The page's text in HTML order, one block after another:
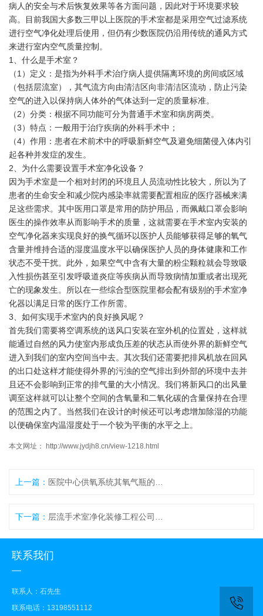
病人的安全与术后恢复效果等各方面问题，因此对于环境要求较
高。目前我国大多数三甲以上医院的手术室都是采用空气过滤系统
进行空气净化处理后使用，但仍有少数医院仍沿用传统的通风方式
来进行室内空气质量控制。
1、什么是手术室？
（1）定义：是指为外科手术治疗病人提供隔离环境的房间或区域
（包括层流室），其气流方向由清洁区向非清洁区流动，防止污染
空气的进入以保持病人体外的气体达到一定的质量标准。
（2）分类：根据不同功能可分为普通手术室和病房两类。
（3）特点：一般用于治疗疾病的外科手术中；
（4）作用：患者在术前术中的呼吸新鲜空气及避免细菌侵入体内引
起各种并发症的发生。
2、为什么需要设置手术室净化设备？
因为手术室是一个相对封闭的环境且人员流动性比较大，所以为了
患者的生命安全和减少院内感染率就需要配置相应的医疗器械来满
足这些需求。其中医用口罩是常用的防护用品，而佩戴口罩会影响
医生的操作效率从而影响手术的质量，这就需要在手术室内安装的
空气净化器来实现良好的换气循环以医护人员能够获得足够的氧气
含量并维持合适的湿度温度水平以确保医护人员的身体健康和工作
状态不受干扰。此外，如果空气中含有大量的粉尘颗粒就会导致吸
入性损伤甚至引发呼吸道炎症等疾病从而导致病情加重或者出现死
亡的现象发生。所以在一些综合型医院里都会配有级别的手术室净
化器以满足日常的医疗工作所需。
3、如何实现手术室内的良好换风呢？
首先我们需要将空调系统的送风口安装在室外机的位置处，这样就
能通过自然的风力使室内形成负压差的状态从而使外界的新鲜空气
进入到我们的室内空间当中去。其次我们还需要把排风机放在回风
的出口处这样才能使得外界的污浊的空气排出到外部的环境中去并
且还不会影响到正常的排气量的大小情况。我们将新风口的出风量
调至这样就可以让整个空间的含氧量和二氧化碳的含量保持在合理
的范围之内了。当然我们在设计的时候还可以考虑增加除湿的功能
以便确保室内温湿度处于一个较为平衡的水平之上。
本文网址： http://www.jydjh8.cn/view-1218.html
上一篇：
下一篇：
联系我们
联系人：石先生
联系电话：13198551112